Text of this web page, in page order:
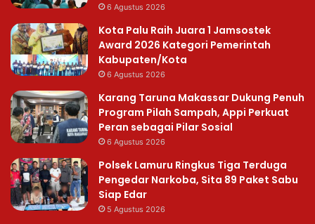
6 Agustus 2026
Kota Palu Raih Juara 1 Jamsostek
Award 2026 Kategori Pemerintah
Kabupaten/Kota
6 Agustus 2026
Karang Taruna Makassar Dukung Penuh
Program Pilah Sampah, Appi Perkuat
Peran sebagai Pilar Sosial
6 Agustus 2026
Polsek Lamuru Ringkus Tiga Terduga
Pengedar Narkoba, Sita 89 Paket Sabu
Siap Edar
5 Agustus 2026